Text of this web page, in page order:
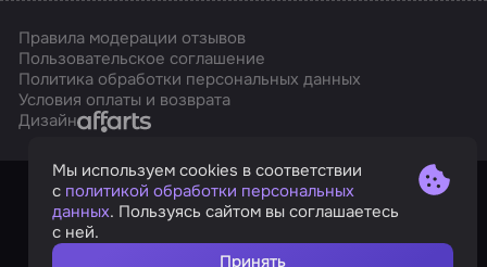
Правила модерации отзывов
Пользовательское соглашение
Политика обработки персональных данных
Условия оплаты и возврата
ДизайнAffarts
Мы используем cookies в соответствии
с политикой обработки персональных
данных. Пользуясь сайтом вы соглашаетесь
с ней.
Принять